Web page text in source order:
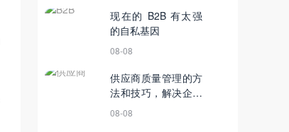
现在的 B2B 有太强
的自私基因
08-08
供应商质量管理的方
法和技巧，解决企业
和供应链挑战
08-08